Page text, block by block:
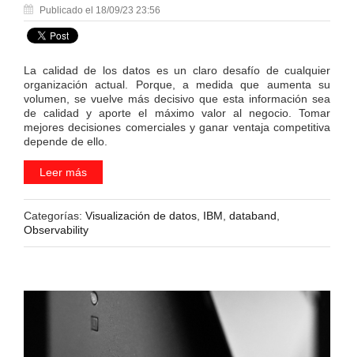
Publicado el 18/09/23 23:56
La calidad de los datos es un claro desafío de cualquier
organización actual. Porque, a medida que aumenta su
volumen, se vuelve más decisivo que esta información sea
de calidad y aporte el máximo valor al negocio. Tomar
mejores decisiones comerciales y ganar ventaja competitiva
depende de ello.
Leer más
Categorías: Visualización de datos IBM databand
Observability